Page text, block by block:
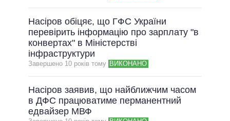
Насіров обіцяє, що ГФС України
перевірить інформацію про зарплату "в
конвертах" в Міністерстві
інфраструктури
Завершено 10 рокiв тому ВИКОНАНО
Насіров заявив, що найближчим часом
в ДФС працюватиме перманентний
едвайзер МВФ